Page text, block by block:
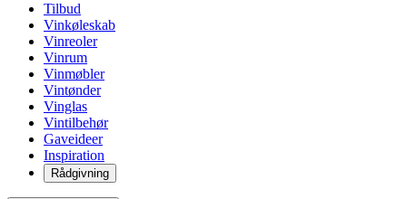
Tilbud
Vinkøleskab
Vinreoler
Vinrum
Vinmøbler
Vintønder
Vinglas
Vintilbehør
Gaveideer
Inspiration
Rådgivning